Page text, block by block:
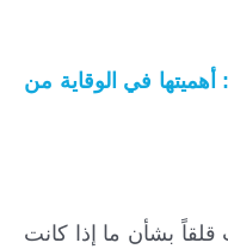
في الوقاية من
قلقاً بشأن ما إذا كانت